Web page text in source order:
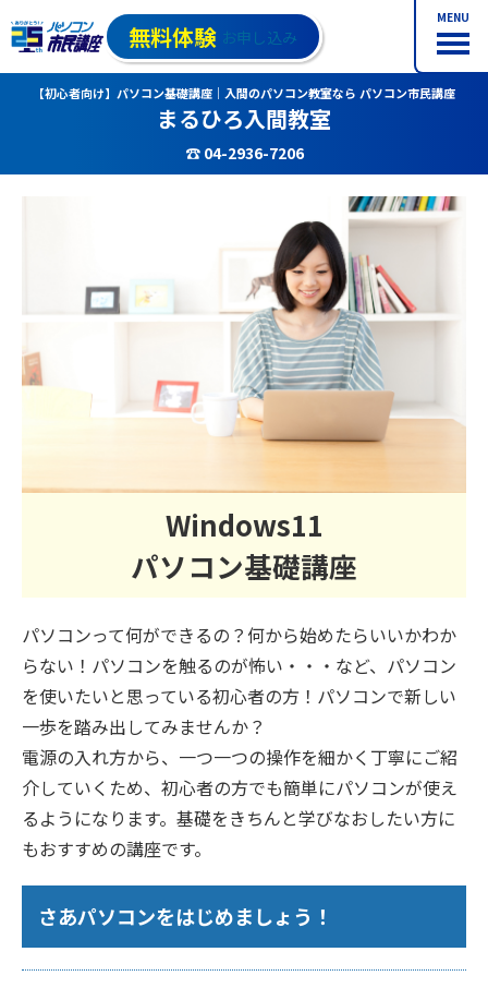
MENU
無料体験 お申し込み
【初心者向け】パソコン基礎講座｜入間のパソコン教室なら パソコン市民講座
まるひろ入間教室
☎ 04-2936-7206
Windows11
パソコン基礎講座
パソコンって何ができるの？何から始めたらいいかわか
らない！パソコンを触るのが怖い・・・など、パソコン
を使いたいと思っている初心者の方！パソコンで新しい
一歩を踏み出してみませんか？
電源の入れ方から、一つ一つの操作を細かく丁寧にご紹
介していくため、初心者の方でも簡単にパソコンが使え
るようになります。基礎をきちんと学びなおしたい方に
もおすすめの講座です。
さあパソコンをはじめましょう！